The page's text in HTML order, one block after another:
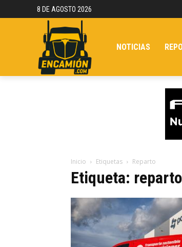
8 DE AGOSTO 2026
NOTICIAS
Inicio Etiquetas Reparto
Etiqueta: reparto